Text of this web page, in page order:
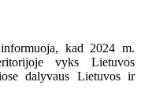
kad 2024 m.
vyks Lietuvos
dalyvaus Lietuvos ir